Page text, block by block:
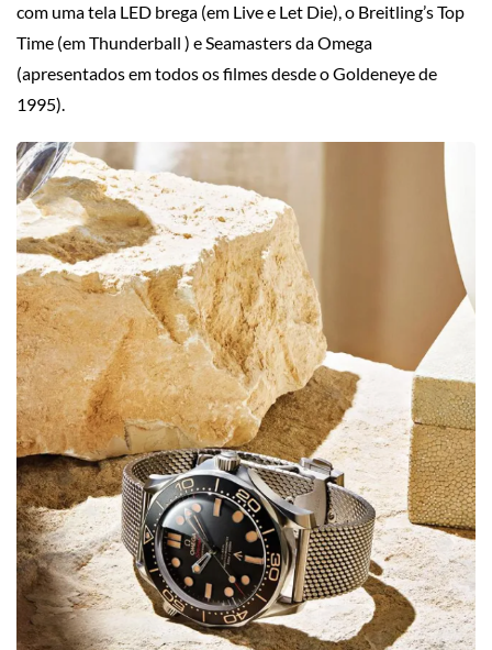
com uma tela LED brega (em Live e Let Die), o Breitling’s Top
Time (em Thunderball ) e Seamasters da Omega
(apresentados em todos os filmes desde o Goldeneye de
1995).